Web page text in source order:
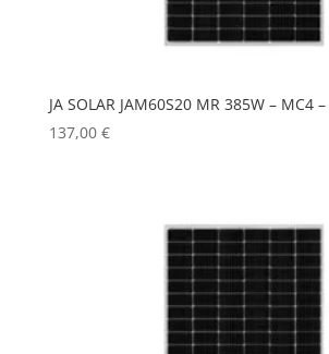
JA SOLAR JAM60S20 MR 385W – MC4
137,00 €